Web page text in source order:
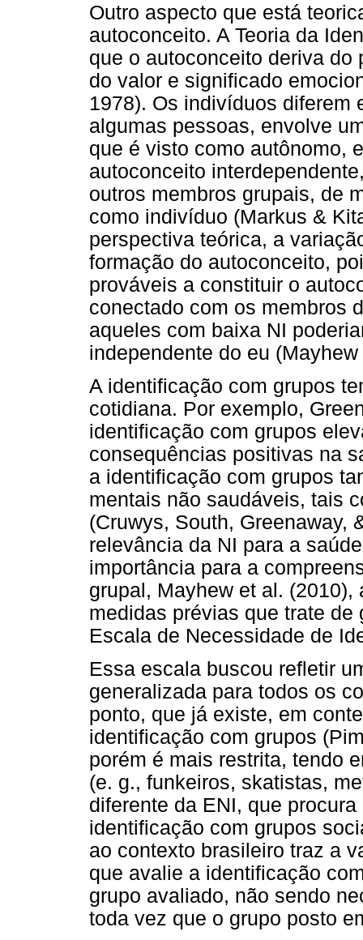
Outro aspecto que está
autoconceito. A Teoria da
que o autoconceito deriva do
do valor e significado
1978). Os indivíduos diferem
algumas pessoas, envolve
que é visto como autônomo,
autoconceito
outros membros grupais, de
como indivíduo (Markus &
perspectiva teórica, a
formação do autoconceito,
prováveis a constituir o
conectado com os membros
aqueles com baixa NI
independente do eu
A identificação com grupos
cotidiana. Por exemplo,
identificação com grupos
consequências positivas na
a identificação com grupos
mentais não saudáveis, tais
(Cruwys, South, Greenaway,
relevância da NI para a
importância para a
grupal, Mayhew et al.
medidas prévias que trate
Escala de Necessidade de
Essa escala buscou refletir
generalizada para todos os
ponto, que já existe, em
identificação com grupos
porém é mais restrita, tendo
(e. g., funkeiros, skatistas,
diferente da ENI, que
identificação com grupos
ao contexto brasileiro traz a
que avalie a identificação
grupo avaliado, não sendo
toda vez que o grupo posto